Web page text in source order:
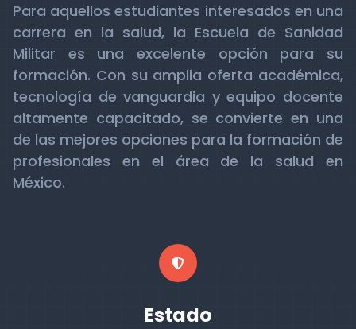
Para aquellos estudiantes interesados en una
carrera en la salud, la Escuela de Sanidad
Militar es una excelente opción para su
formación. Con su amplia oferta académica,
tecnología de vanguardia y equipo docente
altamente capacitado, se convierte en una
de las mejores opciones para la formación de
profesionales en el área de la salud en
México.
Estado